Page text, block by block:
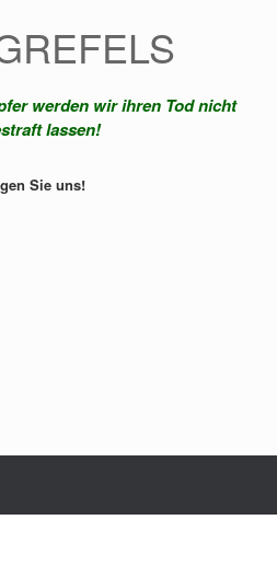
werden wir ihren Tod nicht
lassen!
Sie uns!